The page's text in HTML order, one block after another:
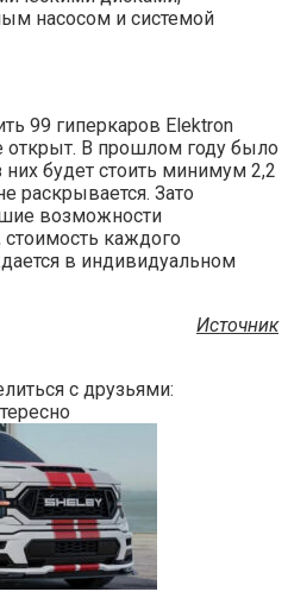
насосом и системой
99 гиперкаров Elektron
открыт. В прошлом году было
будет стоить минимум 2,2
раскрывается. Зато
возможности
стоимость каждого
в индивидуальном
Источник
с друзьями: